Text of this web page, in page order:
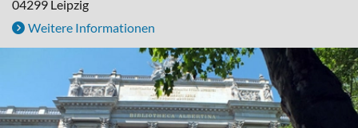
04299 Leipzig
Weitere Informationen